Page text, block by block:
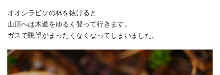
オオシラビソの林を抜けると
山頂へは木道をゆるく登って行きます。
ガスで眺望がまったくなくなってしまいました。